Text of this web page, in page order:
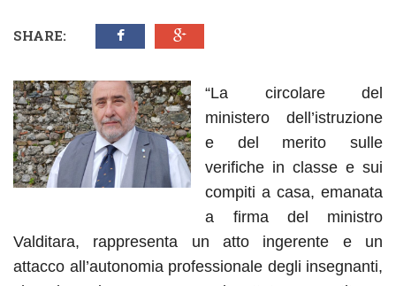
SHARE:
“La circolare del
ministero dell’istruzione
e del merito sulle
verifiche in classe e sui
compiti a casa, emanata
a firma del ministro
Valditara, rappresenta un atto ingerente e un
attacco all’autonomia professionale degli insegnanti,